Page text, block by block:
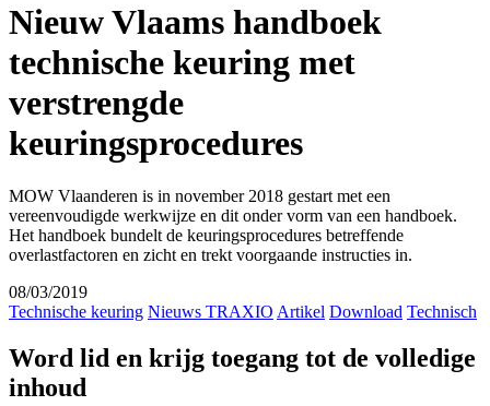
Nieuw Vlaams handboek
technische keuring met
verstrengde
keuringsprocedures
MOW Vlaanderen is in november 2018 gestart met een
vereenvoudigde werkwijze en dit onder vorm van een handboek.
Het handboek bundelt de keuringsprocedures betreffende
overlastfactoren en zicht en trekt voorgaande instructies in.
08/03/2019
Technische keuring Nieuws TRAXIO Artikel Download Technisch
Word lid en krijg toegang tot de volledige
inhoud